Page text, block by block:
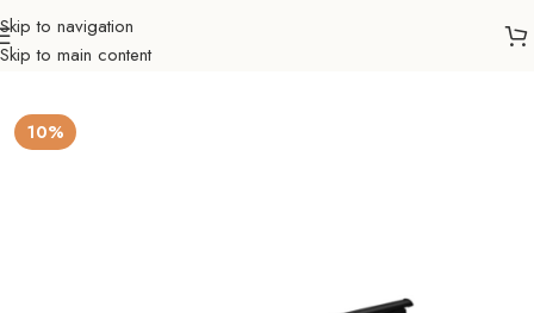
Skip to navigation
Skip to main content
Početna Auto nosači
10%